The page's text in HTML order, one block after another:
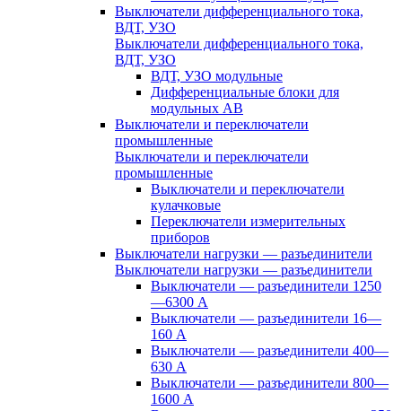
Выключатели дифференциального тока,
ВДТ, УЗО
Выключатели дифференциального тока,
ВДТ, УЗО
ВДТ, УЗО модульные
Дифференциальные блоки для
модульных АВ
Выключатели и переключатели
промышленные
Выключатели и переключатели
промышленные
Выключатели и переключатели
кулачковые
Переключатели измерительных
приборов
Выключатели нагрузки — разъединители
Выключатели нагрузки — разъединители
Выключатели — разъединители 1250
—6300 А
Выключатели — разъединители 16—
160 А
Выключатели — разъединители 400—
630 А
Выключатели — разъединители 800—
1600 А